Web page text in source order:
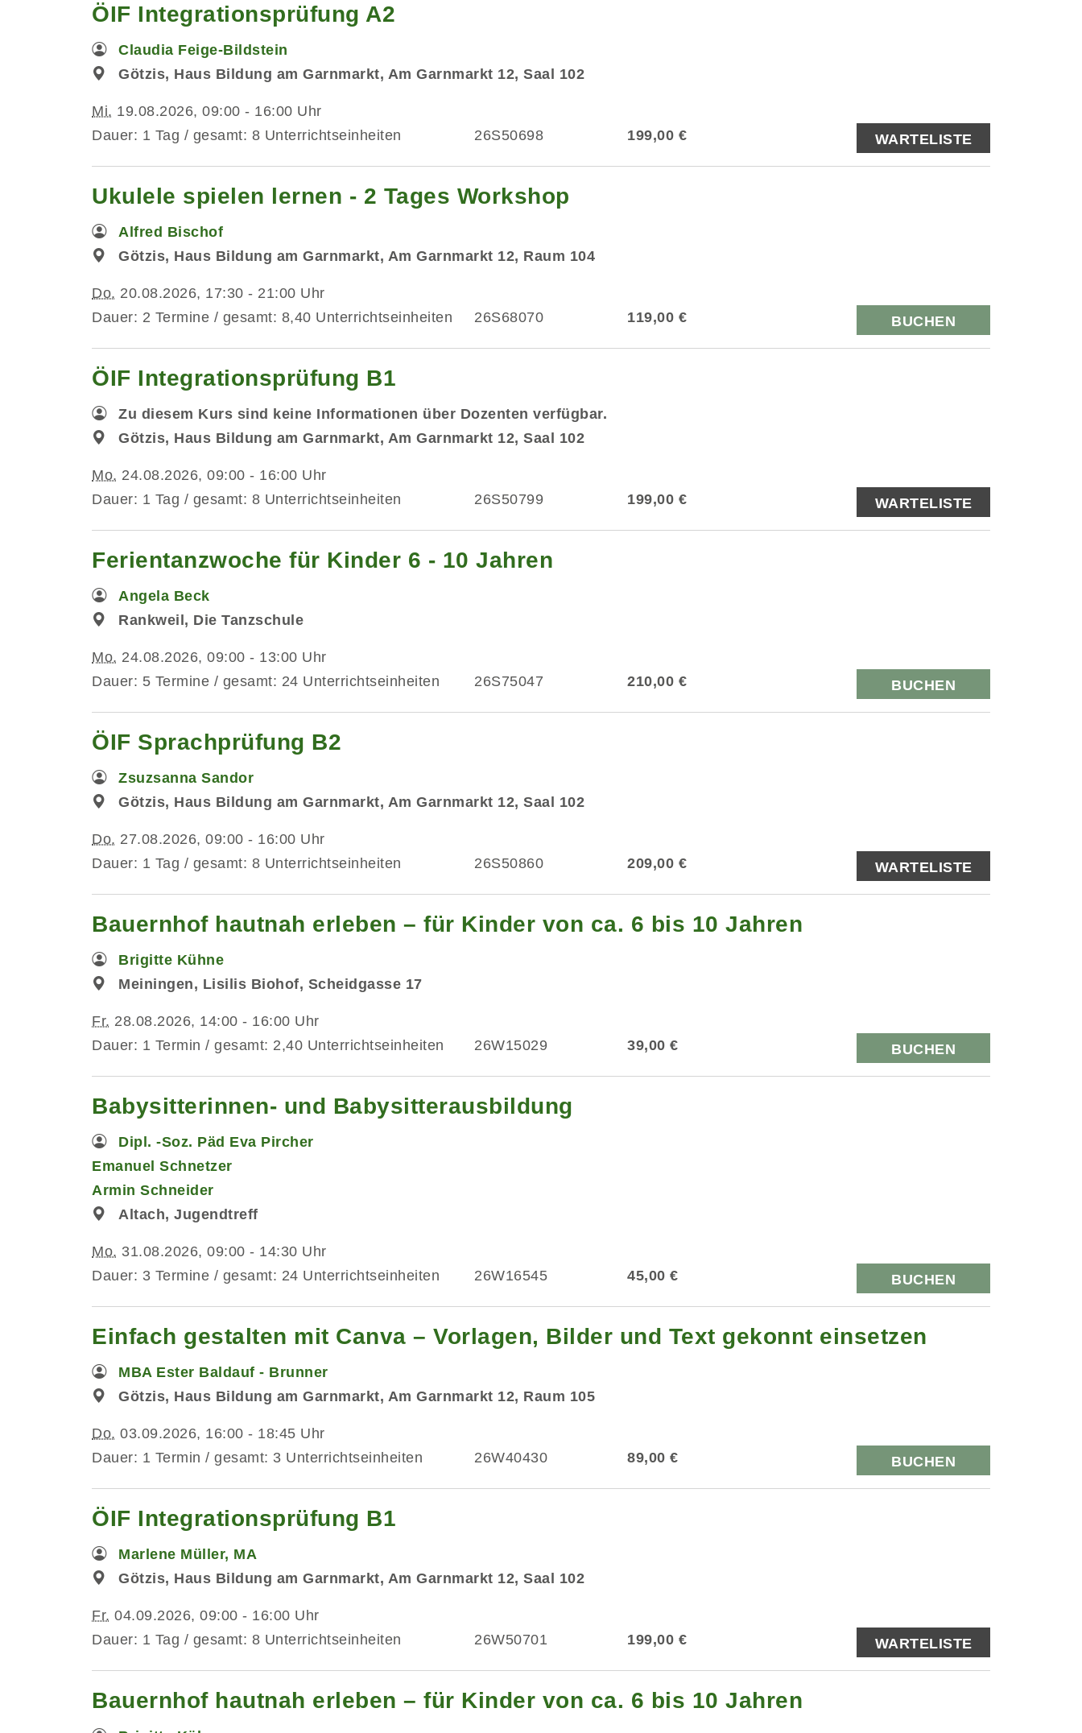
ÖIF Integrationsprüfung A2
Claudia Feige-Bildstein
Götzis, Haus Bildung am Garnmarkt, Am Garnmarkt 12, Saal 102
Mi. 19.08.2026, 09:00 - 16:00 Uhr
Dauer: 1 Tag / gesamt: 8 Unterrichtseinheiten
26S50698 199,00 € WARTELISTE
Ukulele spielen lernen - 2 Tages Workshop
Alfred Bischof
Götzis, Haus Bildung am Garnmarkt, Am Garnmarkt 12, Raum 104
Do. 20.08.2026, 17:30 - 21:00 Uhr
Dauer: 2 Termine / gesamt: 8,40 Unterrichtseinheiten
26S68070 119,00 € BUCHEN
ÖIF Integrationsprüfung B1
Zu diesem Kurs sind keine Informationen über Dozenten verfügbar.
Götzis, Haus Bildung am Garnmarkt, Am Garnmarkt 12, Saal 102
Mo. 24.08.2026, 09:00 - 16:00 Uhr
Dauer: 1 Tag / gesamt: 8 Unterrichtseinheiten
26S50799 199,00 € WARTELISTE
Ferientanzwoche für Kinder 6 - 10 Jahren
Angela Beck
Rankweil, Die Tanzschule
Mo. 24.08.2026, 09:00 - 13:00 Uhr
Dauer: 5 Termine / gesamt: 24 Unterrichtseinheiten
26S75047 210,00 € BUCHEN
ÖIF Sprachprüfung B2
Zsuzsanna Sandor
Götzis, Haus Bildung am Garnmarkt, Am Garnmarkt 12, Saal 102
Do. 27.08.2026, 09:00 - 16:00 Uhr
Dauer: 1 Tag / gesamt: 8 Unterrichtseinheiten
26S50860 209,00 € WARTELISTE
Bauernhof hautnah erleben – für Kinder von ca. 6 bis 10 Jahren
Brigitte Kühne
Meiningen, Lisilis Biohof, Scheidgasse 17
Fr. 28.08.2026, 14:00 - 16:00 Uhr
Dauer: 1 Termin / gesamt: 2,40 Unterrichtseinheiten
26W15029 39,00 € BUCHEN
Babysitterinnen- und Babysitterausbildung
Dipl. -Soz. Päd Eva Pircher
Emanuel Schnetzer
Armin Schneider
Altach, Jugendtreff
Mo. 31.08.2026, 09:00 - 14:30 Uhr
Dauer: 3 Termine / gesamt: 24 Unterrichtseinheiten
26W16545 45,00 € BUCHEN
Einfach gestalten mit Canva – Vorlagen, Bilder und Text gekonnt einsetzen
MBA Ester Baldauf - Brunner
Götzis, Haus Bildung am Garnmarkt, Am Garnmarkt 12, Raum 105
Do. 03.09.2026, 16:00 - 18:45 Uhr
Dauer: 1 Termin / gesamt: 3 Unterrichtseinheiten
26W40430 89,00 € BUCHEN
ÖIF Integrationsprüfung B1
Marlene Müller, MA
Götzis, Haus Bildung am Garnmarkt, Am Garnmarkt 12, Saal 102
Fr. 04.09.2026, 09:00 - 16:00 Uhr
Dauer: 1 Tag / gesamt: 8 Unterrichtseinheiten
26W50701 199,00 € WARTELISTE
Bauernhof hautnah erleben – für Kinder von ca. 6 bis 10 Jahren